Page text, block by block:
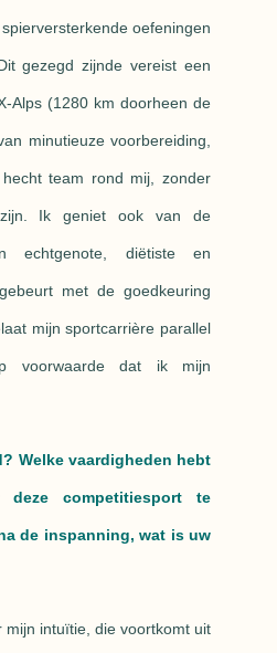
oefeningen
gezegd zijnde vereist een
Alps (1280 km doorheen de
minutieuze voorbereiding,
team rond mij, zonder
Ik geniet ook van de
echtgenote, diëtiste en
met de goedkeuring
mijn sportcarrière parallel
voorwaarde dat ik mijn
Welke vaardigheden hebt
competitiesport te
de inspanning, wat is uw
intuïtie, die voortkomt uit